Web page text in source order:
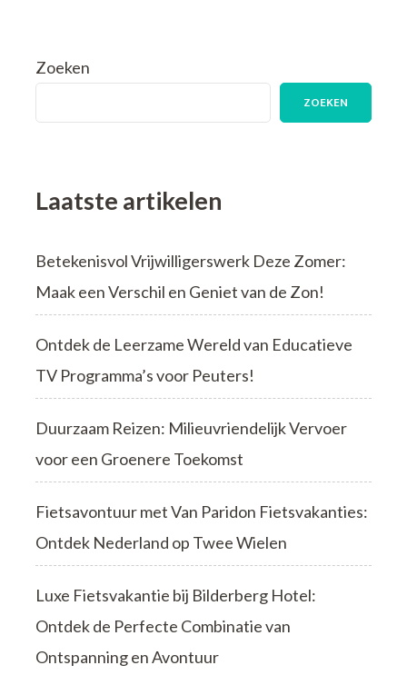
Zoeken
ZOEKEN
Laatste artikelen
Betekenisvol Vrijwilligerswerk Deze Zomer:
Maak een Verschil en Geniet van de Zon!
Ontdek de Leerzame Wereld van Educatieve
TV Programma’s voor Peuters!
Duurzaam Reizen: Milieuvriendelijk Vervoer
voor een Groenere Toekomst
Fietsavontuur met Van Paridon Fietsvakanties:
Ontdek Nederland op Twee Wielen
Luxe Fietsvakantie bij Bilderberg Hotel:
Ontdek de Perfecte Combinatie van
Ontspanning en Avontuur